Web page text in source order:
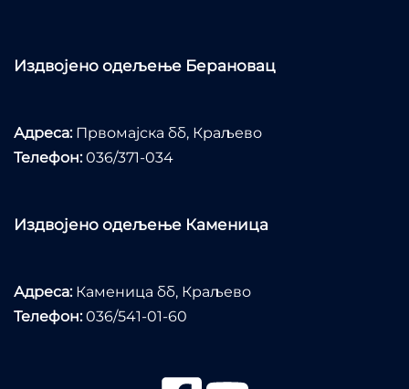
Издвојено одељење Берановац
Адреса:Првомајска бб, Краљево
Телефон:036/371-034
Издвојено одељење Каменица
Адреса:Каменица бб, Краљево
Телефон:036/541-01-60